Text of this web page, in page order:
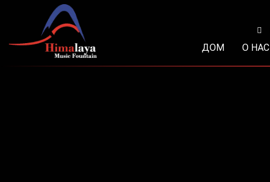
содержимому
ДОМ О НАС